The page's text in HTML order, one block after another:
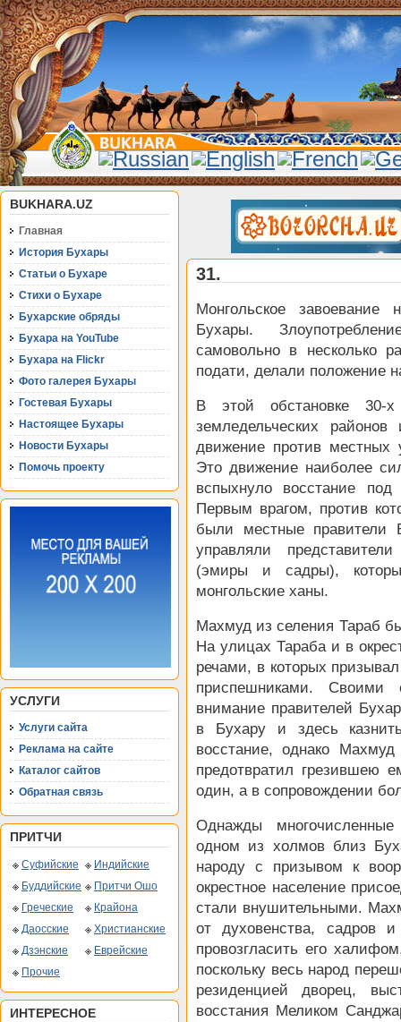
BUKHARA.UZ
Главная
История Бухары
Статьи о Бухаре
Стихи о Бухаре
Бухарские обряды
Бухара на YouTube
Бухара на Flickr
Фото галерея Бухары
Гостевая Бухары
Настоящее Бухары
Новости Бухары
Помочь проекту
УСЛУГИ
Услуги сайта
Реклама на сайте
Каталог сайтов
Обратная связь
ПРИТЧИ
Суфийские
Индийские
Буддийские
Притчи Ошо
Греческие
Крайона
Даосские
Христианские
Дзэнские
Еврейские
Прочие
ИНТЕРЕСНОЕ
31.
Монгольское завоевание
Бухары.
самовольно в несколько
подати, делали положение
В этой обстановке 30-
земледельческих
движение против местных
Это движение наиболее
вспыхнуло восстание
Первым врагом, против
были местные правители
управляли
(эмиры и садры),
монгольские ханы.
Махмуд из селения Тараб
На улицах Тараба и в
речами, в которых
приспешниками.
внимание правителей
в Бухару и здесь
восстание, однако
предотвратил грезившею
один, а в сопровождении
Однажды
одном из холмов близ
народу с призывом к
окрестное население
стали внушительными.
от духовенства, садров
провозгласить его
поскольку весь народ
резиденцией дворец,
восстания Меликом